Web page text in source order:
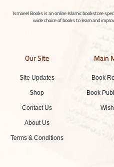
Ismaeel Books is an online Islamic bookstore
wide choice of books to learn and
Our Site
Site Updates
Shop
Contact Us
About Us
Terms & Conditions
Main
Book
Book